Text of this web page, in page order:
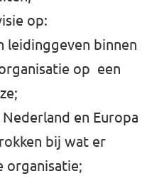
op:
leidinggeven binnen
op een
en Europa
bij wat er
organisatie;